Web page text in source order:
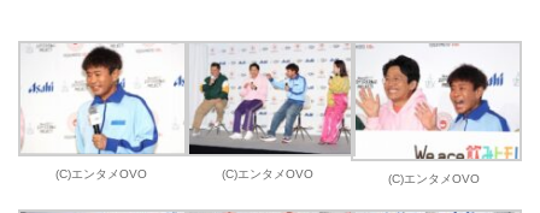
(C)エンタメOVO (C)エンタメOVO (C)エンタメOVO